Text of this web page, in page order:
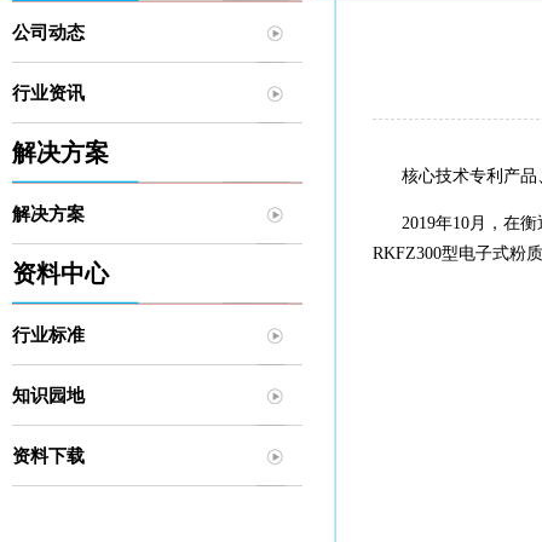
公司动态
行业资讯
解决方案
解决方案
资料中心
行业标准
知识园地
资料下载
核心技术专利产
2019年10月，在衡
RKFZ300型电子式粉